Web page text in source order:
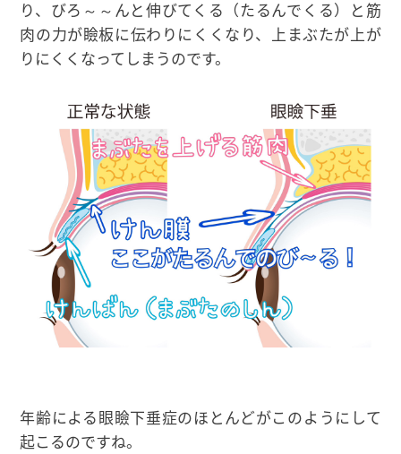
り、びろ～～んと伸びてくる（たるんでくる）と筋
肉の力が瞼板に伝わりにくくなり、上まぶたが上が
りにくくなってしまうのです。
年齢による眼瞼下垂症のほとんどがこのようにして
起こるのですね。